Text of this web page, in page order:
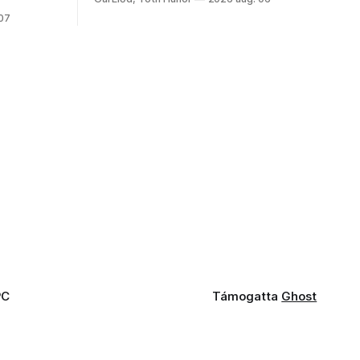
fogaddal, a fogorvosi ügyeletet is!
Támogatta Ghost